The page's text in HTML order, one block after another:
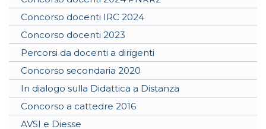
Concorso docenti IRC 2024
Concorso docenti 2023
Percorsi da docenti a dirigenti
Concorso secondaria 2020
In dialogo sulla Didattica a Distanza
Concorso a cattedre 2016
AVSI e Diesse